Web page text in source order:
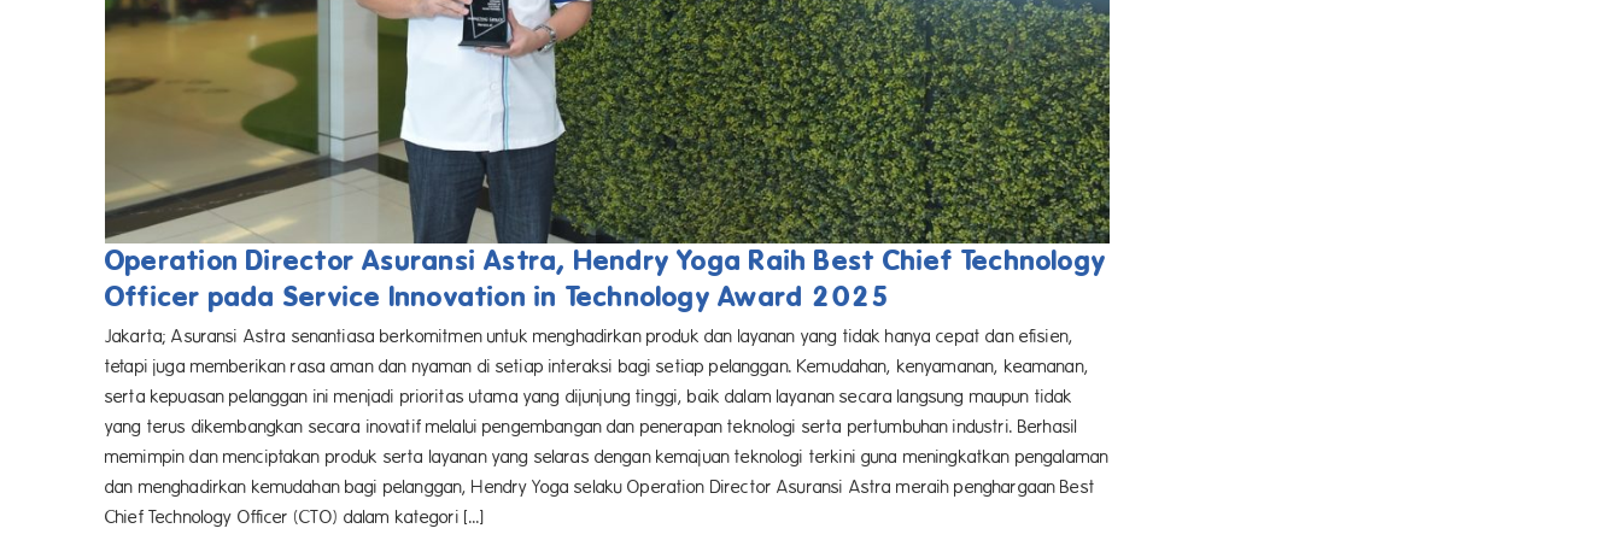
Operation Director Asuransi Astra, Hendry Yoga Raih Best Chief Technology
Officer pada Service Innovation in Technology Award 2025
Jakarta; Asuransi Astra senantiasa berkomitmen untuk menghadirkan produk dan layanan yang tidak hanya cepat dan efisien,
tetapi juga memberikan rasa aman dan nyaman di setiap interaksi bagi setiap pelanggan. Kemudahan, kenyamanan, keamanan,
serta kepuasan pelanggan ini menjadi prioritas utama yang dijunjung tinggi, baik dalam layanan secara langsung maupun tidak
yang terus dikembangkan secara inovatif melalui pengembangan dan penerapan teknologi serta pertumbuhan industri. Berhasil
memimpin dan menciptakan produk serta layanan yang selaras dengan kemajuan teknologi terkini guna meningkatkan pengalaman
dan menghadirkan kemudahan bagi pelanggan, Hendry Yoga selaku Operation Director Asuransi Astra meraih penghargaan Best
Chief Technology Officer (CTO) dalam kategori [...]